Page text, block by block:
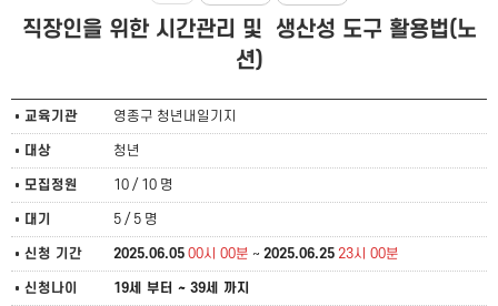
직장인을 위한 시간관리 및 생산성 도구 활용법(노
션)
교육기관 영종구 청년내일기지
대상 청년
모집정원 10 / 10 명
대기 5 / 5 명
신청 기간 2025.06.05 00시 00분 ~ 2025.06.25 23시 00분
신청나이 19세 부터 ~ 39세 까지